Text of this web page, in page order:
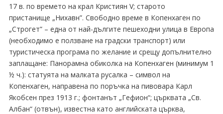
17 в. по времето на крал Кристиян V; старото
пристанище „Нихавн”. Свободно време в Копенхаген по
„Строгет” – една от най-дългите пешеходни улица в Европа
(необходимо е ползване на градски транспорт) или
туристическа програма по желание и срещу допълнително
заплащане: Панорамна обиколка на Копенхаген (минимум 1
½ ч.): статуята на малката русалка – символ на
Копенхаген, направена по поръчка на пивовара Карл
Якобсен през 1913 г.; фонтанът „Гефион“; църквата „Св.
Албан“ (отвън), известна като английската църква,